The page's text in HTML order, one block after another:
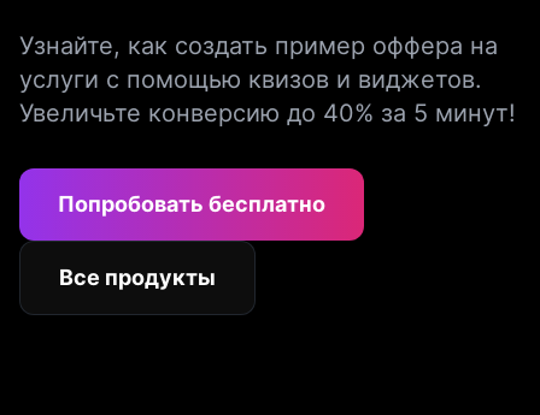
Узнайте, как создать пример оффера на
услуги с помощью квизов и виджетов.
Увеличьте конверсию до 40% за 5 минут!
Попробовать бесплатно
Все продукты